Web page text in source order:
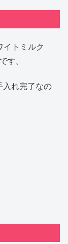
イトミルク
す。
入れ完了なの